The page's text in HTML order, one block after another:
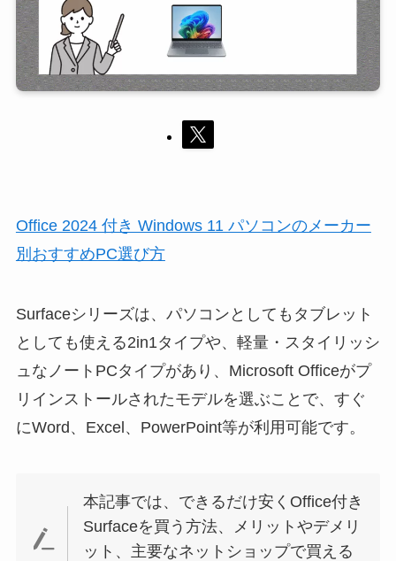
Office 2024 付き Windows 11 パソコンのメーカー
別おすすめPC選び方
Surfaceシリーズは、パソコンとしてもタブレット
としても使える2in1タイプや、軽量・スタイリッシ
ュなノートPCタイプがあり、Microsoft Officeがプ
リインストールされたモデルを選ぶことで、すぐ
にWord、Excel、PowerPoint等が利用可能です。
本記事では、できるだけ安くOffice付き
Surfaceを買う方法、メリットやデメリ
ット、主要なネットショップで買える